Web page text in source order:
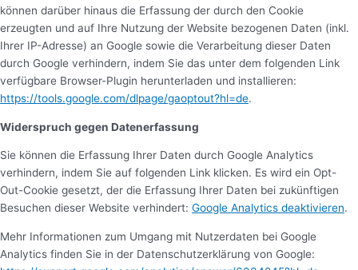
können darüber hinaus die Erfassung der durch den Cookie
erzeugten und auf Ihre Nutzung der Website bezogenen Daten (inkl.
Ihrer IP-Adresse) an Google sowie die Verarbeitung dieser Daten
durch Google verhindern, indem Sie das unter dem folgenden Link
verfügbare Browser-Plugin herunterladen und installieren:
https://tools.google.com/dlpage/gaoptout?hl=de.
Widerspruch gegen Datenerfassung
Sie können die Erfassung Ihrer Daten durch Google Analytics
verhindern, indem Sie auf folgenden Link klicken. Es wird ein Opt-
Out-Cookie gesetzt, der die Erfassung Ihrer Daten bei zukünftigen
Besuchen dieser Website verhindert: Google Analytics deaktivieren.
Mehr Informationen zum Umgang mit Nutzerdaten bei Google
Analytics finden Sie in der Datenschutzerklärung von Google: